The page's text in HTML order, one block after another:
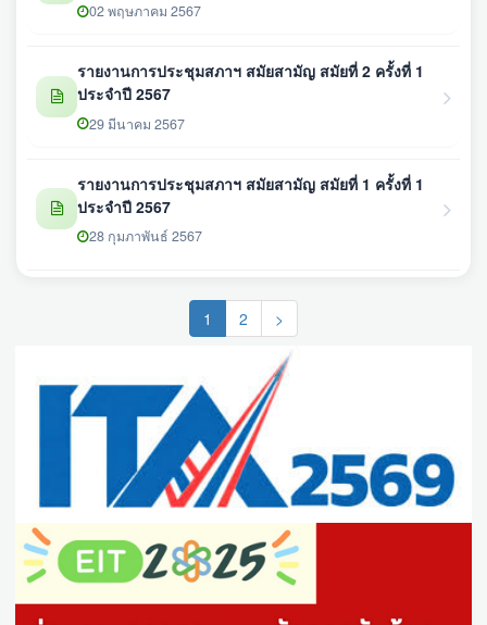
02 พฤษภาคม 2567
รายงานการประชุมสภาฯ สมัยสามัญ สมัยที่ 2 ครั้งที่ 1
ประจำปี 2567
29 มีนาคม 2567
รายงานการประชุมสภาฯ สมัยสามัญ สมัยที่ 1 ครั้งที่ 1
ประจำปี 2567
28 กุมภาพันธ์ 2567
1 (current)
2 >